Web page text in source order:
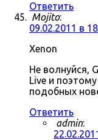
Ответить
Mojito:
09.02.2011 в
Xenon
Не волнуйся,
Live и
подобных
Ответить
admin: